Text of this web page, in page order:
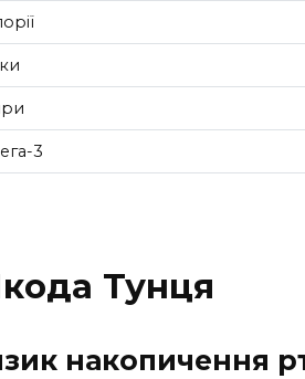
3
Тунця
накопичення